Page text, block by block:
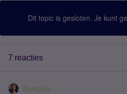
Dit topic is gesloten. Je kunt
7 reacties
Roeqajja